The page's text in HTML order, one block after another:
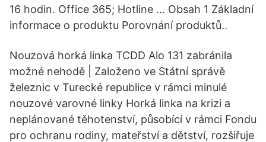
16 hodin. Office 365; Hotline … Obsah 1 Základní
informace o produktu Porovnání produktů..
Nouzová horká linka TCDD Alo 131 zabránila
možné nehodě | Založeno ve Státní správě
železnic v Turecké republice v rámci minulé
nouzové varovné linky Horká linka na krizi a
neplánované těhotenství, působící v rámci Fondu
pro ochranu rodiny, mateřství a dětství, rozšiřuje